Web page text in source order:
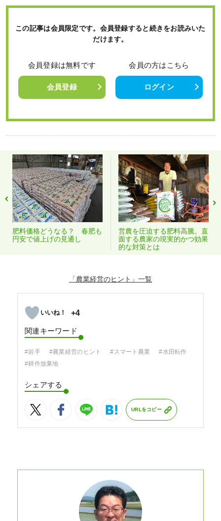
この記事は会員限定です。会員登録すると続きをお読みいた
だけます。
会員登録は無料です
会員登録
会員の方はこちら
ログイン
肥料価格どうなる？ 春肥も
円安で値上げの見通し
営農を圧迫する肥料高騰。直
面する農家の現実的かつ効果
的な対策とは
「農業経営のヒント」
+4
関連キーワード
#岩手 #農業経営のヒント #スマート農業
#水田転作
#耕作放棄地
シェアする
URLをコピー